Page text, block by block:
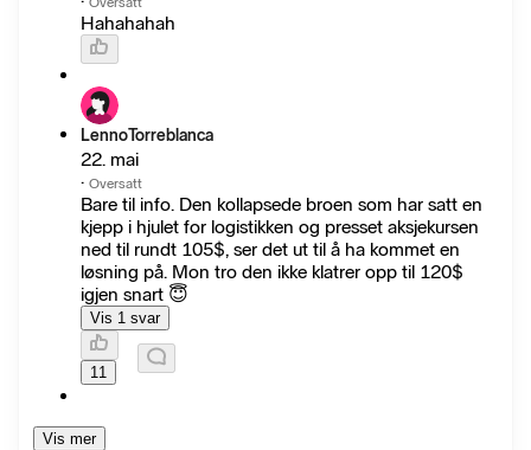
Hahahahah
LennoTorreblanca
22. mai
· Oversatt
Bare til info. Den kollapsede broen som har satt en
kjepp i hjulet for logistikken og presset aksjekursen
ned til rundt 105$, ser det ut til å ha kommet en
løsning på. Mon tro den ikke klatrer opp til 120$
igjen snart 😇
Vis 1 svar
11
Vis mer